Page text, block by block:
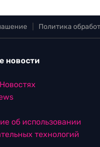
Политика
новости
об использовании
технологий